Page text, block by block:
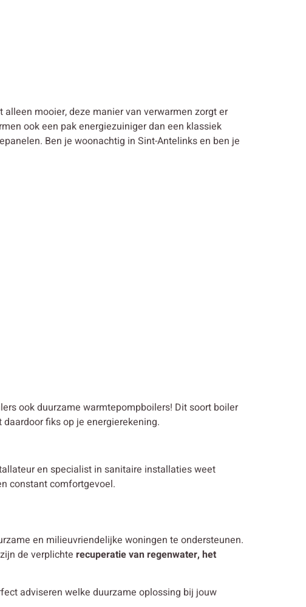
mooier, deze manier van verwarmen zorgt er
ook een pak energiezuiniger dan een klassiek
Ben je woonachtig in Sint-Antelinks en ben je
ook duurzame warmtepompboilers! Dit soort boiler
fiks op je energierekening.
en specialist in sanitaire installaties weet
constant comfortgevoel.
en milieuvriendelijke woningen te ondersteunen.
de verplichte recuperatie van regenwater, het
adviseren welke duurzame oplossing bij jouw